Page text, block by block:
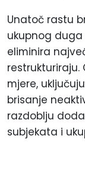
Unatoč rastu
ukupnog
eliminira
restrukturiraju.
mjere,
brisanje
razdoblju
subjekata i